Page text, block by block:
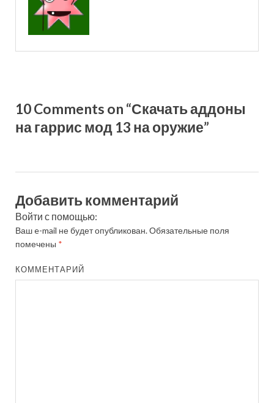
10 Comments on “Скачать аддоны
на гаррис мод 13 на оружие”
Добавить комментарий
Войти с помощью:
Ваш e-mail не будет опубликован.Обязательные поля
помечены *
КОММЕНТАРИЙ